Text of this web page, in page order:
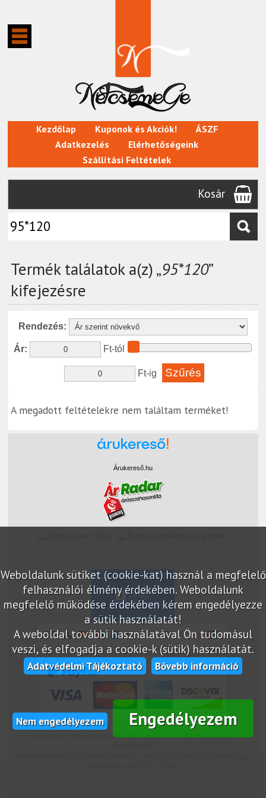
Kezdőlap Kuponok és Akciók!
ÁSZF
Adatkezelés
Elérhetőségeink
Szállítási Feltételek
Kosár
Termék találatok a(z) „95*120”
kifejezésre
Rendezés:
Ár: Ft-tól
Ft-ig
A megadott feltételekre nem találtam terméket!
Weboldalunk sütiket (cookie-kat) használ a megfelelő
felhasználói élmény érdekében. Weboldalunk
megfelelő működése érdekében kérem engedélyezze
a sütik használatát!
A weboldal további használatával Ön tudomásul
veszi, és elfogadja a cookie-k (sütik) használatát.
Adatvédelmi Tájékoztató Bővebb információ
Nem engedélyezem Engedélyezem
Árukereső.hu
Az oldalon feltüntetek árak bruttó árak. Az árváltoztatás jogát